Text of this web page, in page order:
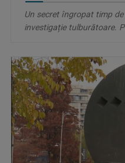
Un secret îngropat timp
investigație tulburătoare.